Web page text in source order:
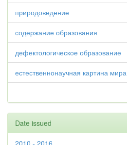
природоведение
содержание образования
дефектологическое образование
естественнонаучная картина мира
Date issued
2010 - 2016